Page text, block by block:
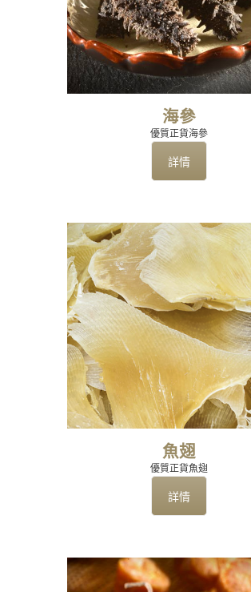
海參
優質正貨海參
詳情
魚翅
優質正貨魚翅
詳情